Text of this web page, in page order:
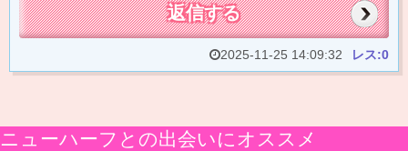
返信する
2025-11-25 14:09:32 レス:0
ニューハーフとの出会いにオススメ